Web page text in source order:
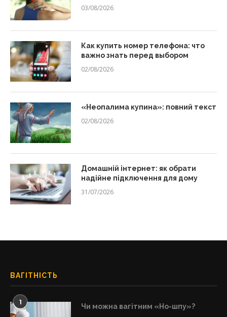
03/08/2026
Как купить номер телефона: что
важно знать перед выбором
02/08/2026
«Неопалима купина»: повний текст
02/08/2026
Домашній інтернет: як обрати
надійне підключення для дому
31/07/2026
ВАГІТНІСТЬ
1 Чи можна вагітним «Но-шпу»?